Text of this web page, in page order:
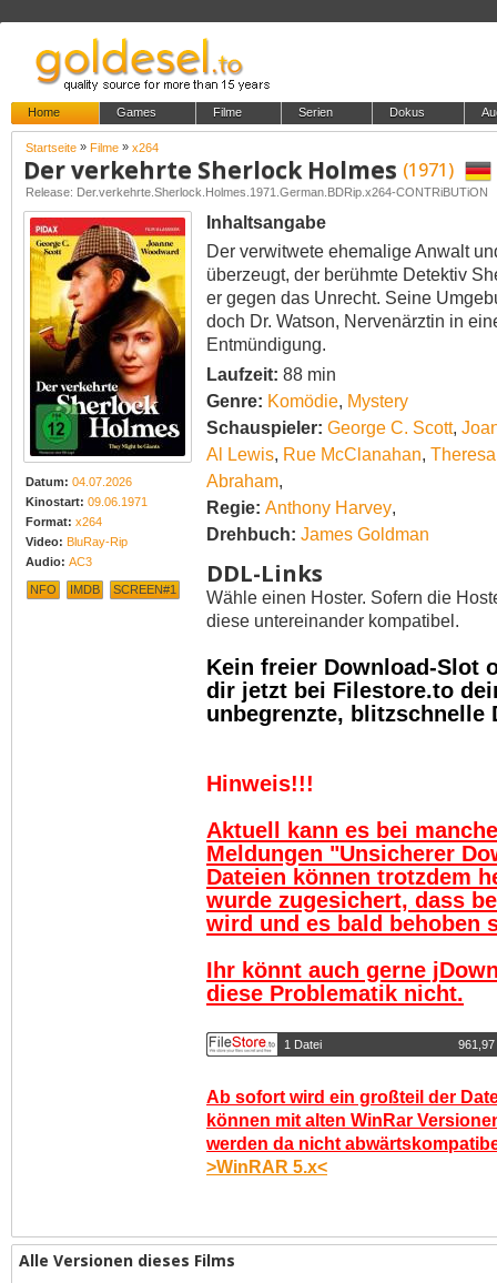
Home Games Filme Serien Dokus
Startseite » Filme » x264
Der verkehrte Sherlock Holmes (1971)
Release: Der.verkehrte.Sherlock.Holmes.1971.German.BDRip.x264-CONTRiBUTiON
Datum: 04.07.2026
Kinostart: 09.06.1971
Format: x264
Video: BluRay-Rip
Audio: AC3
NFO IMDB SCREEN#1
Inhaltsangabe
Der verwitwete ehemalige Anwalt
überzeugt, der berühmte Detektiv
er gegen das Unrecht. Seine
doch Dr. Watson, Nervenärztin in
Entmündigung.
Laufzeit: 88 min
Genre: Komödie, Mystery
Schauspieler: George C. Scott,
Al Lewis, Rue McClanahan,
Abraham,
Regie: Anthony Harvey,
Drehbuch: James Goldman
DDL-Links
Wähle einen Hoster. Sofern die
diese untereinander kompatibel.
Kein freier Download-Slot
dir jetzt bei Filestore.to
unbegrenzte, blitzschnelle
Hinweis!!!
Aktuell kann es bei
Meldungen "Unsicherer
Dateien können trotzdem
wurde zugesichert, dass
wird und es bald behoben
Ihr könnt auch gerne
diese Problematik nicht.
1 Datei 961,97
Ab sofort wird ein großteil der
können mit alten WinRar
werden da nicht
>WinRAR 5.x<
Alle Versionen dieses Films